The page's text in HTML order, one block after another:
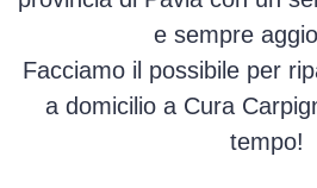
e sempre
Facciamo il possibile per
a domicilio a Cura
tempo!